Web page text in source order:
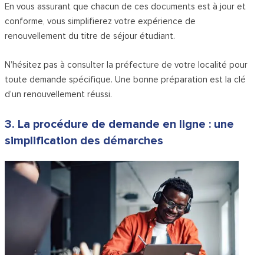
En vous assurant que chacun de ces documents est à jour et
conforme, vous simplifierez votre expérience de
renouvellement du titre de séjour étudiant.
N’hésitez pas à consulter la préfecture de votre localité pour
toute demande spécifique. Une bonne préparation est la clé
d’un renouvellement réussi.
3. La procédure de demande en ligne : une
simplification des démarches